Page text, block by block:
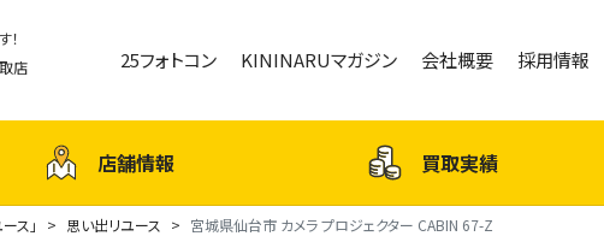
！
店
25フォトコン KININARUマガジン 会社概要 採用情報
店舗情報 買取実績
ス」 思い出リユース 宮城県仙台市 カメラ プロジェクター CABIN 67-Z